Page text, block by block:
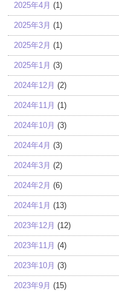
2025年4月 (1)
2025年3月 (1)
2025年2月 (1)
2025年1月 (3)
2024年12月 (2)
2024年11月 (1)
2024年10月 (3)
2024年4月 (3)
2024年3月 (2)
2024年2月 (6)
2024年1月 (13)
2023年12月 (12)
2023年11月 (4)
2023年10月 (3)
2023年9月 (15)